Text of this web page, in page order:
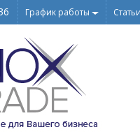
График работы